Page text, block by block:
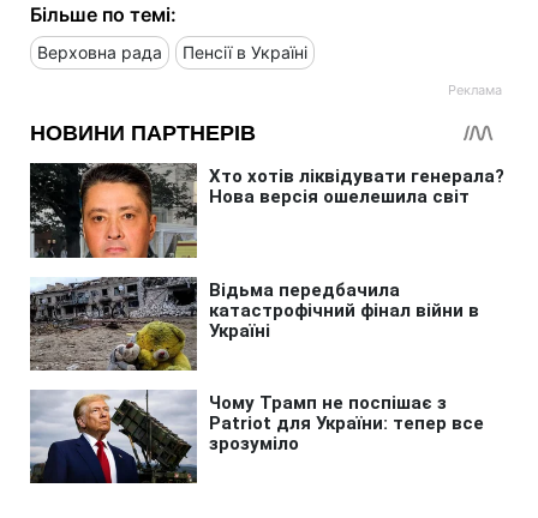
Більше по темі:
Верховна рада Пенсії в Україні